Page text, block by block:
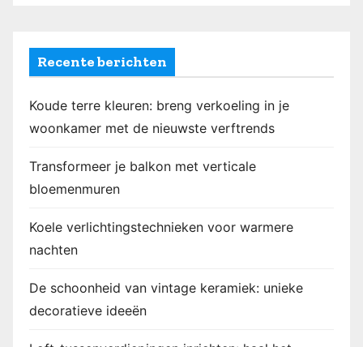
Recente berichten
Koude terre kleuren: breng verkoeling in je
woonkamer met de nieuwste verftrends
Transformeer je balkon met verticale
bloemenmuren
Koele verlichtingstechnieken voor warmere
nachten
De schoonheid van vintage keramiek: unieke
decoratieve ideeën